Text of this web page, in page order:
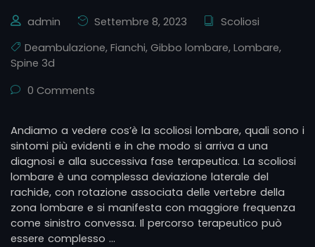
admin Settembre 8, 2023
Scoliosi
Deambulazione, Fianchi, Gibbo lombare, Lombare,
Spine 3d
0 Comments
Andiamo a vedere cos’è la scoliosi lombare, quali sono i
sintomi più evidenti e in che modo si arriva a una
diagnosi e alla successiva fase terapeutica. La scoliosi
lombare è una complessa deviazione laterale del
rachide, con rotazione associata delle vertebre della
zona lombare e si manifesta con maggiore frequenza
come sinistro convessa. Il percorso terapeutico può
essere complesso …